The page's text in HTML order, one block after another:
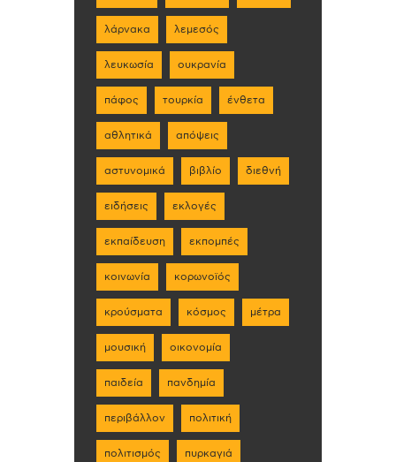
λάρνακα λεμεσός
λευκωσία ουκρανία
πάφος τουρκία ένθετα
αθλητικά απόψεις
αστυνομικά βιβλίο διεθνή
ειδήσεις εκλογές
εκπαίδευση εκπομπές
κοινωνία κορωνοϊός
κρούσματα κόσμος μέτρα
μουσική οικονομία
παιδεία πανδημία
περιβάλλον πολιτική
πολιτισμός πυρκαγιά